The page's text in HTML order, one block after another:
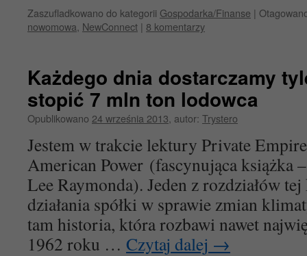
Zaszufladkowano do kategorii Gospodarka/Finanse |
nowomowa NewConnect | 8 komentarzy
Każdego dnia dostarczamy
stopić 7 mln ton lodowca
Opublikowano 24 września 2013 autor: Trystero
Jestem w trakcie lektury Private
American Power (fascynująca książka
Lee Raymonda). Jeden z rozdziałów
działania spółki w sprawie zmian
tam historia, która rozbawi nawet
1962 roku … Czytaj dalej →